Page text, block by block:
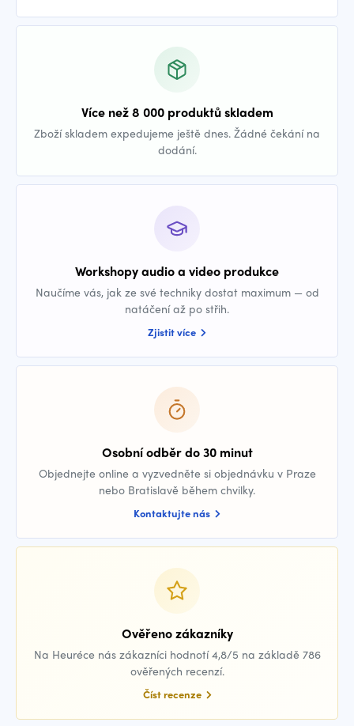
Více než 8 000 produktů skladem
Zboží skladem expedujeme ještě dnes. Žádné čekání na
dodání.
Workshopy audio a video produkce
Naučíme vás, jak ze své techniky dostat maximum — od
natáčení až po střih.
Zjistit více
Osobní odběr do 30 minut
Objednejte online a vyzvedněte si objednávku v Praze
nebo Bratislavě během chvilky.
Kontaktujte nás
Ověřeno zákazníky
Na Heuréce nás zákazníci hodnotí 4,8/5 na základě 786
ověřených recenzí.
Číst recenze